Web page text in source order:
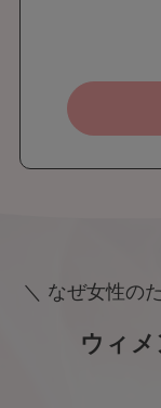
＼ なぜ女性の
ウィ